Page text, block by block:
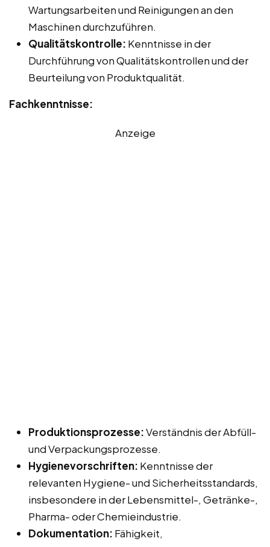
Wartungsarbeiten und Reinigungen an den
Maschinen durchzuführen.
Qualitätskontrolle: Kenntnisse in der
Durchführung von Qualitätskontrollen und der
Beurteilung von Produktqualität.
Fachkenntnisse:
Anzeige
Produktionsprozesse:Verständnis der Abfüll-
und Verpackungsprozesse.
Hygienevorschriften: Kenntnisse der
relevanten Hygiene- und Sicherheitsstandards,
insbesondere in der Lebensmittel-, Getränke-,
Pharma- oder Chemieindustrie.
Dokumentation: Fähigkeit,